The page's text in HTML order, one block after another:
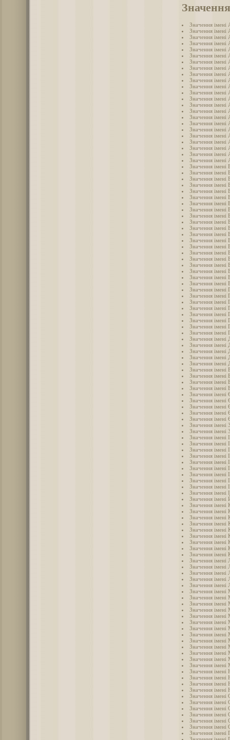
Значення імені
Значення імені
Значення імені
Значення імені
Значення імені
Значення імені
Значення імені
Значення імені
Значення імені
Значення імені
Значення імені
Значення імені
Значення імені
Значення імені
Значення імені
Значення імені
Значення імені
Значення імені
Значення імені
Значення імені
Значення імені
Значення імені
Значення імені
Значення імені
Значення імені
Значення імені
Значення імені
Значення імені
Значення імені
Значення імені
Значення імені
Значення імені
Значення імені
Значення імені
Значення імені
Значення імені
Значення імені
Значення імені
Значення імені
Значення імені
Значення
Значення імені
Значення імені
Значення імені
Значення імені
Значення імені
Значення імені
Значення імені
Значення імені
Значення імені
Значення імені
Значення імені
Значення імені
Значення імені
Значення імені
Значення імені
Значення імені
Значення імені
Значення імені
Значення імені
Значення імені
Значення імені
Значення імені
Значення імені
Значення імені
Значення імені
Значення імені
Значення імені
Значення імені
Значення імені
Значення імені
Значення імені
Значення імені
Значення імені
Значення імені
Значення імені
Значення імені
Значення імені
Значення імені
Значення імені
Значення імені
Значення імені
Значення імені
Значення імені
Значення імені
Значення імені
Значення імені
Значення імені
Значення імені
Значення імені
Значення імені
Значення імені
Значення імені
Значення імені
Значення імені
Значення імені
Значення імені
Значення імені
Значення імені
Значення
Значення
Значення імені
Значення імені
Значення імені
Значення імені
Значення імені
Значення імені
Значення імені
Значення імені
Значення імені
Значення імені
Значення імені
Значення імені
Значення імені
Значення імені
Значення імені